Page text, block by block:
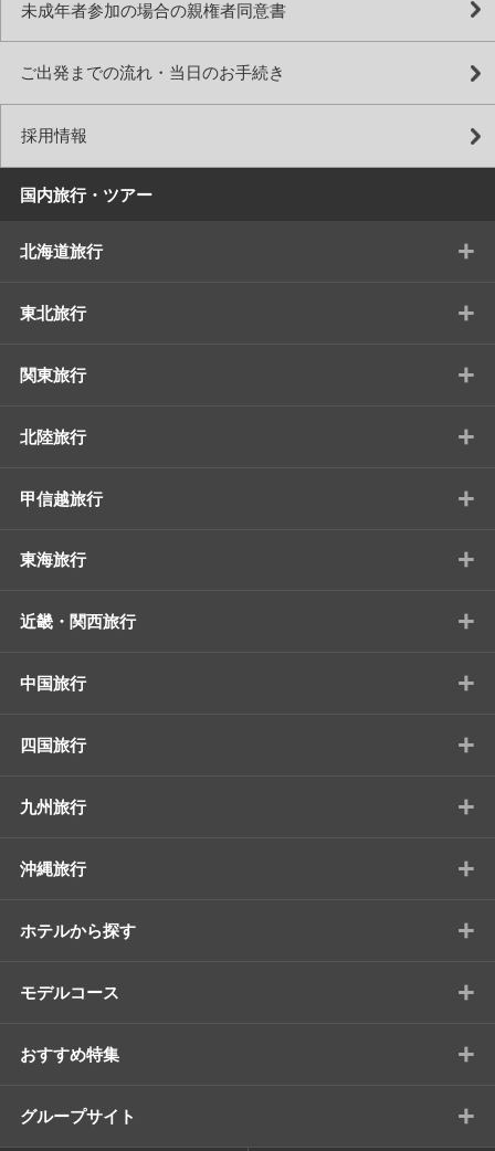
未成年者参加の場合の親権者同意書
ご出発までの流れ・当日のお手続き
採用情報
国内旅行・ツアー
北海道旅行 +
東北旅行 +
関東旅行 +
北陸旅行 +
甲信越旅行 +
東海旅行 +
近畿・関西旅行 +
中国旅行 +
四国旅行 +
九州旅行 +
沖縄旅行 +
ホテルから探す +
モデルコース +
おすすめ特集 +
グループサイト +